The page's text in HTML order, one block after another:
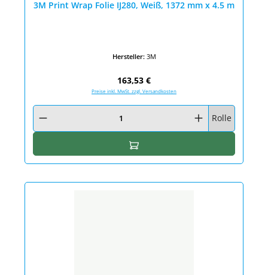
3M Print Wrap Folie IJ280, Weiß, 1372 mm x 4.5 m
Hersteller: 3M
Regulärer Preis:
163,53 €
Preise inkl. MwSt. zzgl. Versandkosten
Produkt Anzahl: Gib den gewünschten Wert ein oder benutze die
Rolle
In den Warenkorb